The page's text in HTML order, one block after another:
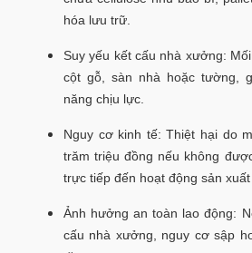
hóa lưu trữ.
Suy yếu kết cấu nhà xưởng:
cột gỗ, sàn nhà hoặc tường,
năng chịu lực.
Nguy cơ kinh tế: Thiệt hại do
trăm triệu đồng nếu không
trực tiếp đến hoạt động sản xuất
Ảnh hưởng an toàn lao động:
cấu nhà xưởng, nguy cơ sập